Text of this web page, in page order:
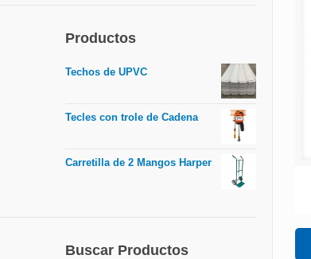
Productos
Techos de UPVC
Tecles con trole de Cadena
Carretilla de 2 Mangos Harper
Buscar Productos